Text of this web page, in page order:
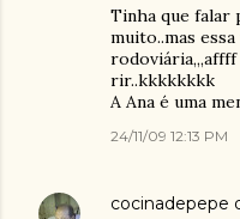
Tinha que falar
muito..mas
rir..kkkkkkkk
A Ana é uma
24/11/09 12:13 PM
cocinadepepe